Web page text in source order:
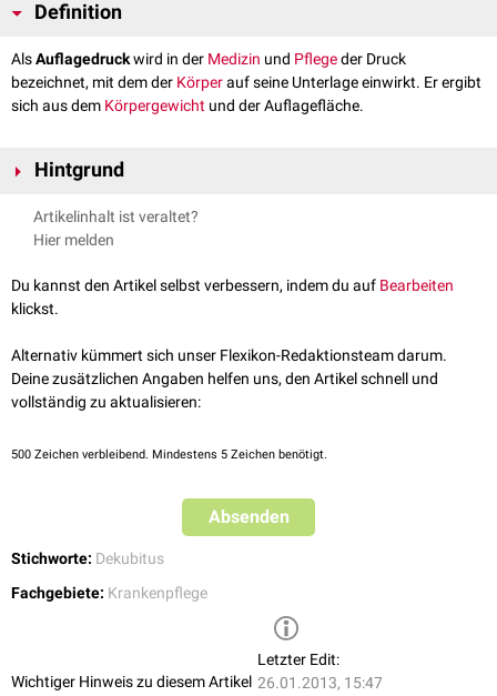
Definition
AlsAuflagedruckwird in der Medizin und Pflegeder Druck
bezeichnet, mit dem der Körperauf seine Unterlage einwirkt. Er ergibt
sich aus dem Körpergewicht und der Auflagefläche.
Hintgrund
Für die mögliche Schädigung des Körpergewebes durch den
Auflagedruck sind die Höhe des Auflagedrucks und die Dauer der
mehr als 28 mmHG wird die lokale Durchblutung beeinträchtigt und es
kommt zu einer
. Hoher Auflagedruck und lange Druckverweilzeit
Artikelinhalt ist veraltet?
Hier melden
Du kannst den Artikel selbst verbessern, indem du auf Bearbeiten
klickst.
Alternativ kümmert sich unser Flexikon-Redaktionsteam darum.
Deine zusätzlichen Angaben helfen uns, den Artikel schnell und
vollständig zu aktualisieren:
500 Zeichen verbleibend. Mindestens 5 Zeichen benötigt.
Absenden
Stichworte: Dekubitus
Fachgebiete: Krankenpflege
Wichtiger Hinweis zu diesem Artikel
Letzter Edit:
26.01.2013, 15:47